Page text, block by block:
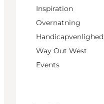
Inspiration
Overnatning
Handicapvenlighed
Way Out West
Events